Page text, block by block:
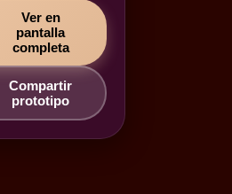
Ver en
pantalla
completa
Compartir
prototipo